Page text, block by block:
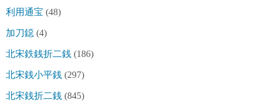
利用通宝 (48)
加刀鐚 (4)
北宋鉄銭折二銭 (186)
北宋銭小平銭 (297)
北宋銭折二銭 (845)